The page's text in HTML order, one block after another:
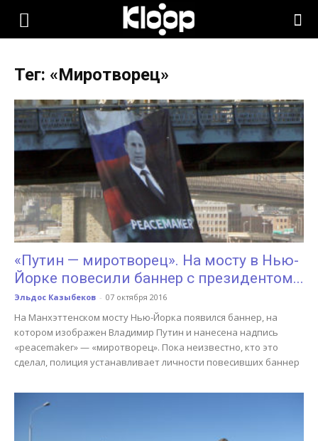
KLOOP.KG
Новости
Кыргызстана
Тег: «Миротворец»
«Путин — миротворец». На мосту в Нью-
Йорке повесили баннер с президентом...
Эльдос Казыбеков - 07 октября 2016
На Манхэттенском мосту Нью-Йорка появился баннер, на
котором изображен Владимир Путин и нанесена надпись
«peacemaker» — «миротворец». Пока неизвестно, кто это
сделал, полиция устанавливает личности повесивших баннер